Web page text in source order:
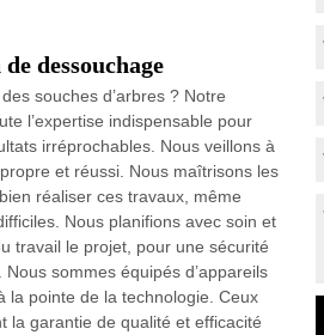
dessouchage
souches d’arbres ? Notre
l’expertise indispensable pour
irréprochables. Nous veillons à
et réussi. Nous maîtrisons les
réaliser ces travaux, même
Nous planifions avec soin et
travail le projet, pour une sécurité
sommes équipés d’appareils
la pointe de la technologie. Ceux
la garantie de qualité et efficacité